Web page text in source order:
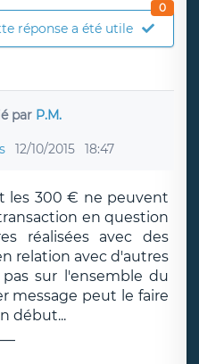
réponse a été utile
0
par P.M.
12/10/2015 18:47
les 300 € ne peuvent
en question
réalisées avec des
relation avec d'autres
sur l'ensemble du
message peut le faire
début...